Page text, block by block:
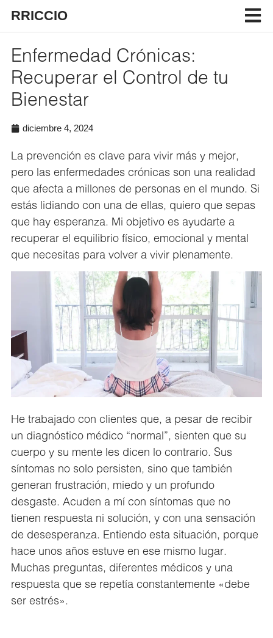
RRICCIO
Enfermedad Crónicas:
Recuperar el Control de tu
Bienestar
diciembre 4, 2024
La prevención es clave para vivir más y mejor,
pero las enfermedades crónicas son una realidad
que afecta a millones de personas en el mundo. Si
estás lidiando con una de ellas, quiero que sepas
que hay esperanza. Mi objetivo es ayudarte a
recuperar el equilibrio físico, emocional y mental
que necesitas para volver a vivir plenamente.
He trabajado con clientes que, a pesar de recibir
un diagnóstico médico “normal”, sienten que su
cuerpo y su mente les dicen lo contrario. Sus
síntomas no solo persisten, sino que también
generan frustración, miedo y un profundo
desgaste. Acuden a mí con síntomas que no
tienen respuesta ni solución, y con una sensación
de desesperanza. Entiendo esta situación, porque
hace unos años estuve en ese mismo lugar.
Muchas preguntas, diferentes médicos y una
respuesta que se repetía constantemente «debe
ser estrés».